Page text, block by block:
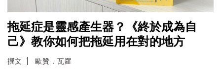
拖延症是靈感產生器？《終於成為自
己》教你如何把拖延用在對的地方
撰文 歐贊．瓦羅